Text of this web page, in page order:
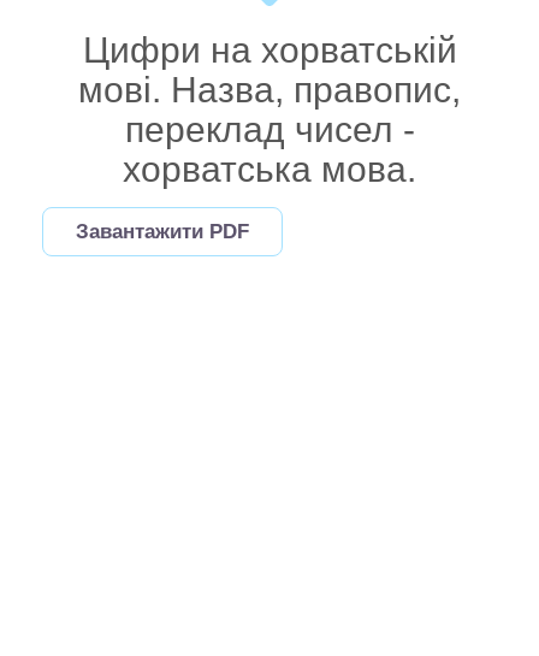
Цифри на хорватській
мові. Назва, правопис,
переклад чисел -
хорватська мова.
Завантажити PDF